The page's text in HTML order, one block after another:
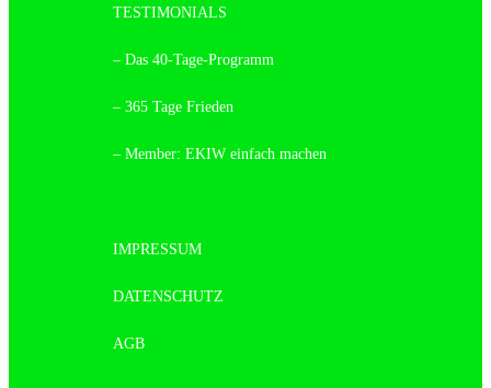
TESTIMONIALS
– Das 40-Tage-Programm
– 365 Tage Frieden
– Member: EKIW einfach machen
IMPRESSUM
DATENSCHUTZ
AGB